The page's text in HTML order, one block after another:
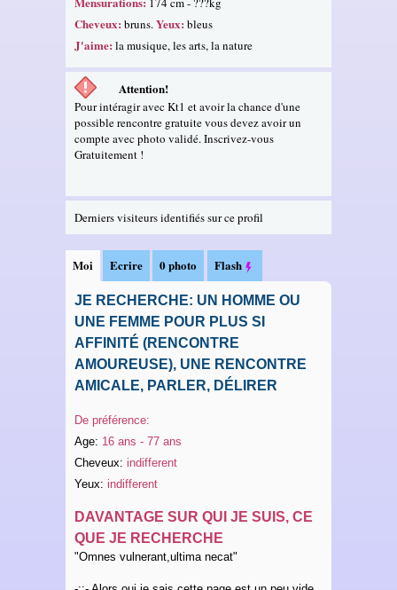
Cheveux: bruns.Yeux: bleus
J'aime: la musique, les arts, la nature
Attention!
Pour intéragir avec Kt1 et avoir la chance d'une
possible rencontre gratuite vous devez avoir un
compte avec photo validé. Inscrivez-vous
Gratuitement !
Derniers visiteurs identifiés sur ce profil
Moi
JE RECHERCHE: UN HOMME OU
UNE FEMME POUR PLUS SI
AFFINITÉ (RENCONTRE
AMOUREUSE), UNE RENCONTRE
AMICALE, PARLER, DÉLIRER
De préférence:
Age: 16 ans - 77 ans
Cheveux: indifferent
Yeux: indifferent
DAVANTAGE SUR QUI JE SUIS, CE
QUE JE RECHERCHE
"Omnes vulnerant,ultima necat"
Ecrire 0 photo Flash